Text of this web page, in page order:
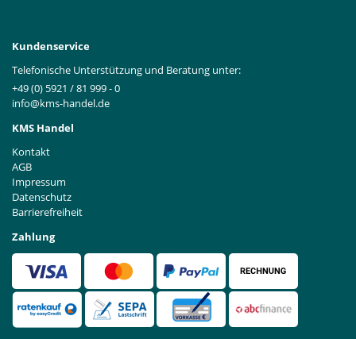
Kundenservice
Telefonische Unterstützung und Beratung unter:
+49 (0) 5921 / 81 999 - 0
info@kms-handel.de
KMS Handel
Kontakt
AGB
Impressum
Datenschutz
Barrierefreiheit
Zahlung